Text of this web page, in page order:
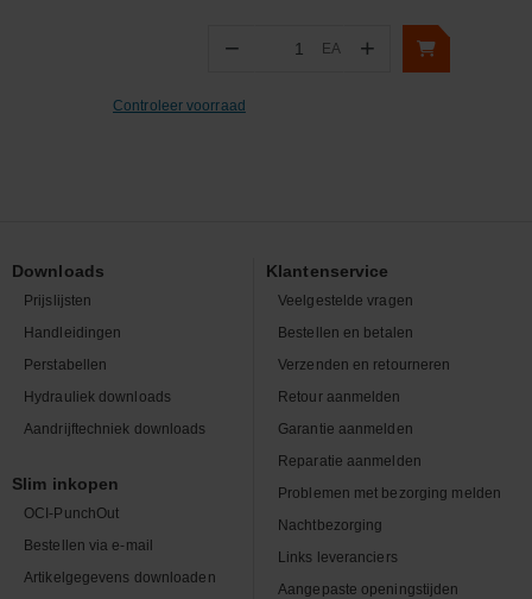
− Aantal
EA +
Controleer voorraad
Downloads
Prijslijsten
Handleidingen
Perstabellen
Hydrauliek downloads
Aandrijftechniek downloads
Slim inkopen
OCI-PunchOut
Bestellen via e-mail
Artikelgegevens downloaden
Klantenservice
Veelgestelde vragen
Bestellen en betalen
Verzenden en retourneren
Retour aanmelden
Garantie aanmelden
Reparatie aanmelden
Problemen met bezorging melden
Nachtbezorging
Links leveranciers
Aangepaste openingstijden